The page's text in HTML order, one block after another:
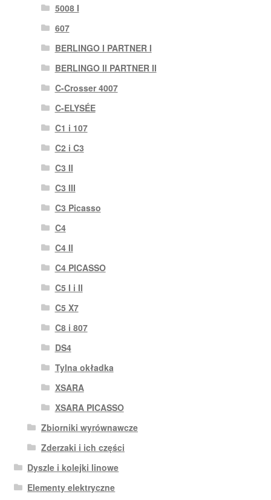
5008 I
607
BERLINGO I PARTNER I
BERLINGO II PARTNER II
C-Crosser 4007
C-ELYSÉE
C1 i 107
C2 i C3
C3 II
C3 III
C3 Picasso
C4
C4 II
C4 PICASSO
C5 I i II
C5 X7
C8 i 807
DS4
Tylna okładka
XSARA
XSARA PICASSO
Zbiorniki wyrównawcze
Zderzaki i ich części
Dyszle i kolejki linowe
Elementy elektryczne